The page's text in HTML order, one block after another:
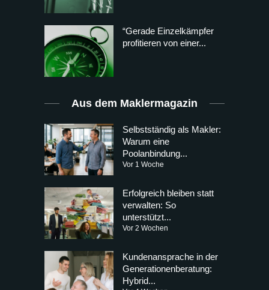
“Gerade Einzelkämpfer
profitieren von einer...
Aus dem Maklermagazin
Selbstständig als Makler:
Warum eine
Poolanbindung...
Vor 1 Woche
Erfolgreich bleiben statt
verwalten: So
unterstützt...
Vor 2 Wochen
Kundenansprache in der
Generationenberatung:
Hybrid...